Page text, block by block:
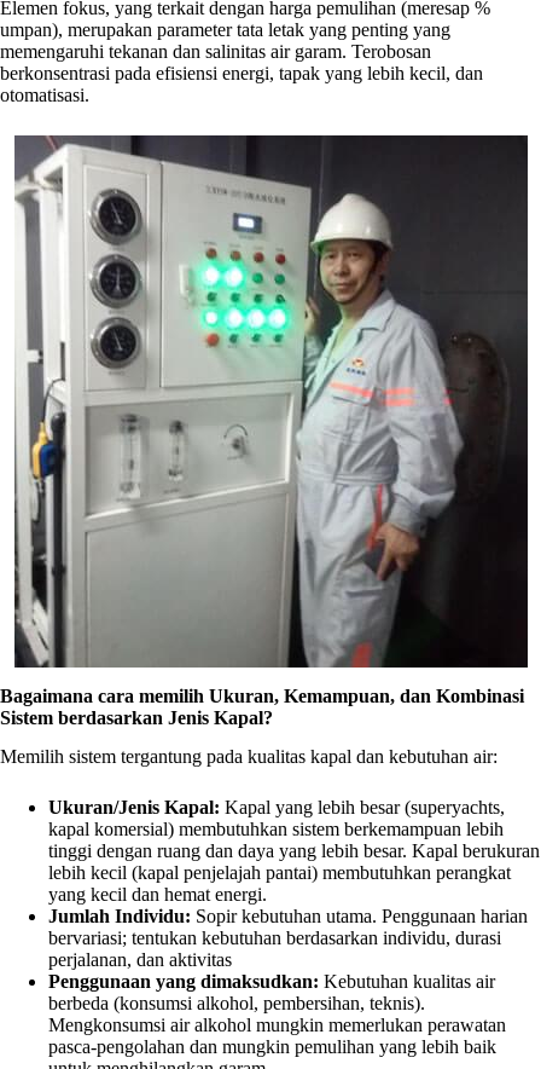
Elemen fokus, yang terkait dengan harga pemulihan (meresap %
umpan), merupakan parameter tata letak yang penting yang
memengaruhi tekanan dan salinitas air garam. Terobosan
berkonsentrasi pada efisiensi energi, tapak yang lebih kecil, dan
otomatisasi.
Bagaimana cara memilih Ukuran, Kemampuan, dan Kombinasi
Sistem berdasarkan Jenis Kapal?
Memilih sistem tergantung pada kualitas kapal dan kebutuhan air:
Ukuran/Jenis Kapal: Kapal yang lebih besar (superyachts,
kapal komersial) membutuhkan sistem berkemampuan lebih
tinggi dengan ruang dan daya yang lebih besar. Kapal berukuran
lebih kecil (kapal penjelajah pantai) membutuhkan perangkat
yang kecil dan hemat energi.
Jumlah Individu: Sopir kebutuhan utama. Penggunaan harian
bervariasi; tentukan kebutuhan berdasarkan individu, durasi
perjalanan, dan aktivitas
Penggunaan yang dimaksudkan: Kebutuhan kualitas air
berbeda (konsumsi alkohol, pembersihan, teknis).
Mengkonsumsi air alkohol mungkin memerlukan perawatan
pasca-pengolahan dan mungkin pemulihan yang lebih baik